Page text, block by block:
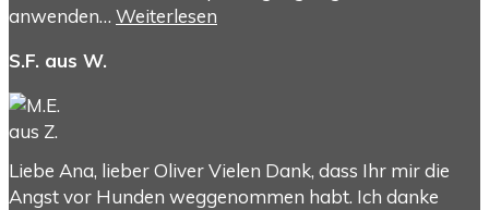
anwenden… Weiterlesen
S.F. aus W.
Liebe Ana, lieber Oliver Vielen Dank, dass Ihr mir die
Angst vor Hunden weggenommen habt. Ich danke